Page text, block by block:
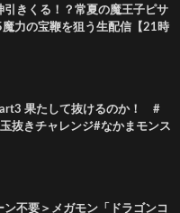
引きくる！？常夏の魔王子ピサ
力の宝鞭を狙う生配信【21時
果たして抜けるのか！ #
抜きチャレンジ#なかまモンス
ン不要＞メガモン「ドラゴンコ